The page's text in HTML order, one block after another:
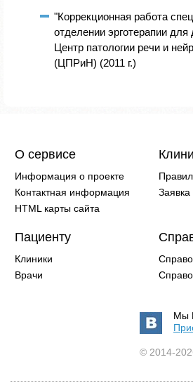
"Коррекционная работа
отделении эрготерапии
Центр патологии речи и
(ЦПРиН) (2011 г.)
О сервисе
Информация о проекте
Контактная информация
HTML карты сайта
Пациенту
Клиники
Врачи
Мы
© 2014-